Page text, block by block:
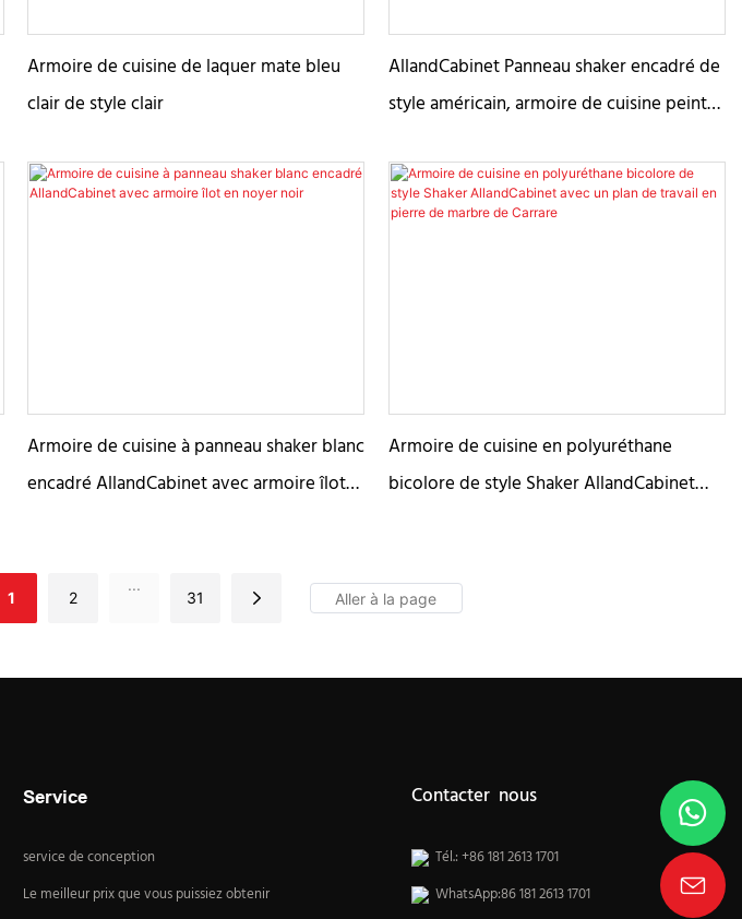
Armoire de cuisine de laquer mate bleu
clair de style clair
AllandCabinet Panneau shaker encadré de
style américain, armoire de cuisine peinte
noyer noir, double îlot
Armoire de cuisine à panneau shaker blanc
encadré AllandCabinet avec armoire îlot
Armoire de cuisine en polyuréthane
bicolore de style Shaker AllandCabinet
1 2
...
31
Service
service de conception
Le meilleur prix que vous puissiez obtenir
Contacter nous
Tél.: +86 181 2613 1701
WhatsApp:86 181 2613 1701